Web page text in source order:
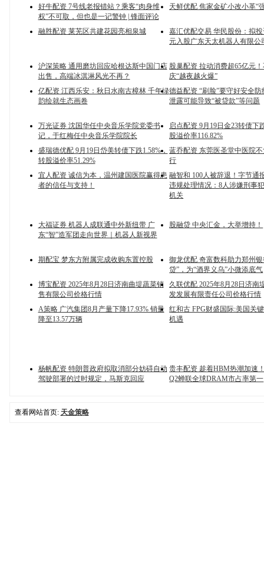
好牛配资 7号线老报错站？乘客“肉身维
权”不可取，但也是一记警钟 | 锋面评论
天鲜优配 焦家金矿小改小革“
融胜配资 莱芜区共建花园亮相泉城
嘉汇优配交易 华民股份：拟
元入股广东天太机器人有限公
沪深策略 通用磨坊回应哈根达斯中国门店
出售，高端冰淇淋风光不再？
股巢配资 拉动消费超65亿元
庆“越夜越火爆”
亿配资 江西乐安：秋日水南古樟林 千年绿
韵绘就生态画卷
德益配资 “刷脸”要守好安全
泄露可能导致“被贷款”等问题
万光证券 沈国华任中央音乐学院党委书
记，于红梅任中央音乐学院院长
启点配资 9月19日金23转债下
股溢价率116.82%
盛瑞德优配 9月19日岱美转债下跌1.58%，
转股溢价率51.29%
蓝乔配资 东莞医圣堂中医院
行
宜人配资 诚信为本，温州建国医院赢得患
者的信任与支持！
融智和 100人被辞退！字节通
违规处理情况：8人涉嫌刑事
机关
大福证券 机器人成联通中外新纽带 广
东“智”造军团走向世界｜机器人新视界
股融贷 中央汇金，大举增持！
期配宝 梦东方附属完成收购东置控股
御龙优配 奇富数科助力郑州银
贷”，为“酒界义乌”小微添底气
博宝配资 2025年8月28日济南曲堤蔬菜销
售有限公司价格行情
久联优配 2025年8月28日济南
发发展有限责任公司价格行情
A策略 广汽集团8月产量下降17.93% 销量
降至13.57万辆
红和古 FPG财盛国际:美国关
机遇
杨帆配资 特朗普政府拟取消部分妨碍自动
驾驶部署的过时规定，马斯克回应
贵丰配资 趁着HBM热潮加速
Q2蝉联全球DRAM市占率第一
查看网站首页: 天金策略